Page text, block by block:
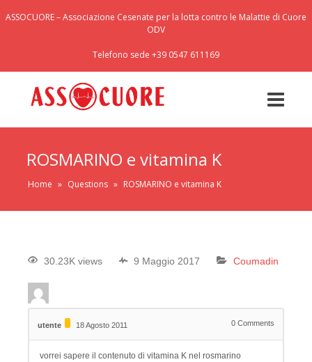
ASSOCUORE – Associazione Cesenate per la lotta contro le Malattie di Cuore
ODV
Telefono sede +39 0547 611169
ROSMARINO e vitamina K
Home » Questions » ROSMARINO e vitamina K
30.23K views 9 Maggio 2017 Coumadin
utente 18 Agosto 2011 0 Comments
vorrei sapere il contenuto di vitamina K nel rosmarino